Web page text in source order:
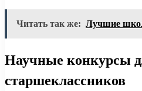
Читать так же: Лучшие
Научные конкурсы
старшеклассников